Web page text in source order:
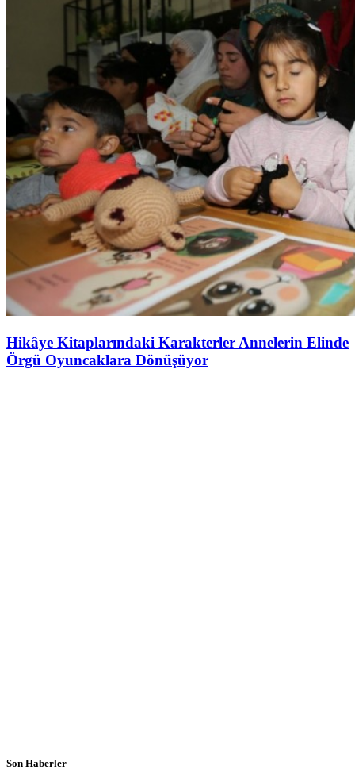
Hikâye Kitaplarındaki Karakterler Annelerin Elinde
Örgü Oyuncaklara Dönüşüyor
Son Haberler